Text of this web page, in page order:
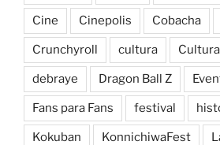
Cine Cinepolis Cobacha
Crunchyroll cultura
debraye Dragon Ball Z
Fans para Fans festival
Kokuban KonnichiwaFest